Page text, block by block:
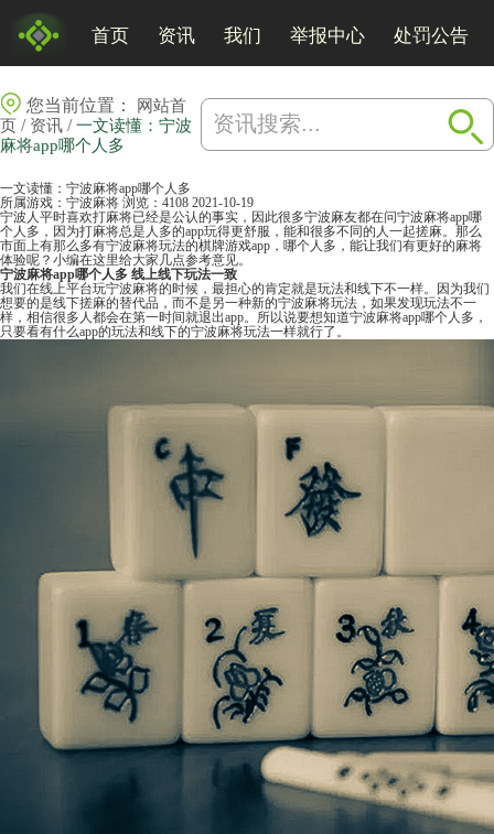
首页 资讯 我们 举报中心 处罚公告
您当前位置：
网站首
页 / 资讯 /一文读懂：宁波
麻将app哪个人多
一文读懂：宁波麻将app哪个人多
所属游戏： 宁波麻将 浏览：4108 2021-10-19
宁波人平时喜欢打麻将已经是公认的事实，因此很多宁波麻友都在问宁波麻将app哪
个人多，因为打麻将总是人多的app玩得更舒服，能和很多不同的人一起搓麻。那么
市面上有那么多有宁波麻将玩法的棋牌游戏app，哪个人多，能让我们有更好的麻将
体验呢？小编在这里给大家几点参考意见。
宁波麻将app哪个人多 线上线下玩法一致
我们在线上平台玩宁波麻将的时候，最担心的肯定就是玩法和线下不一样。因为我们
想要的是线下搓麻的替代品，而不是另一种新的宁波麻将玩法，如果发现玩法不一
样，相信很多人都会在第一时间就退出app。所以说要想知道宁波麻将app哪个人多，
只要看有什么app的玩法和线下的宁波麻将玩法一样就行了。